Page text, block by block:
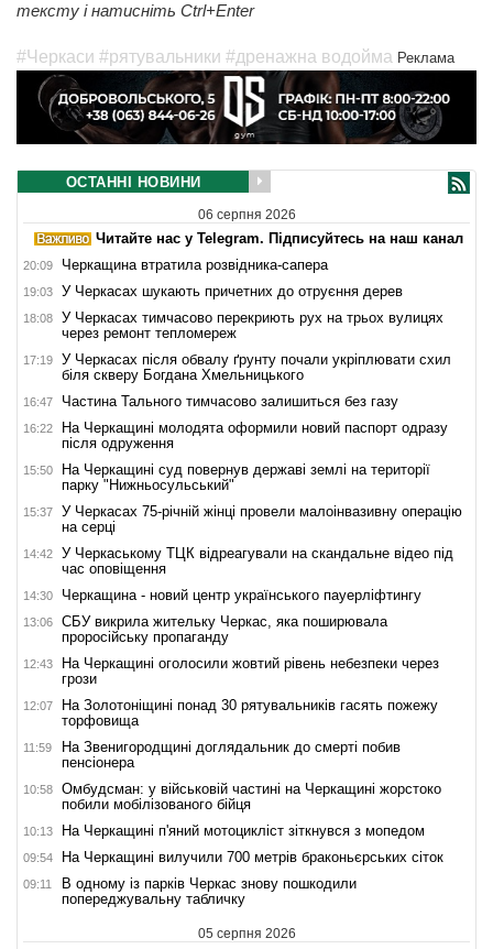
тексту і натисніть Ctrl+Enter
#Черкаси #рятувальники #дренажна водойма Реклама
ОСТАННІ НОВИНИ
06 серпня 2026
Читайте нас у Telegram. Підписуйтесь на наш канал
20:09 Черкащина втратила розвідника-сапера
19:03 У Черкасах шукають причетних до отруєння дерев
18:08
У Черкасах тимчасово перекриють рух на трьох вулицях
через ремонт тепломереж
17:19
У Черкасах після обвалу ґрунту почали укріплювати схил
біля скверу Богдана Хмельницького
16:47 Частина Тального тимчасово залишиться без газу
16:22
На Черкащині молодята оформили новий паспорт одразу
після одруження
15:50
На Черкащині суд повернув державі землі на території
парку "Нижньосульський"
15:37
У Черкасах 75-річній жінці провели малоінвазивну операцію
на серці
14:42
У Черкаському ТЦК відреагували на скандальне відео під
час оповіщення
14:30 Черкащина - новий центр українського пауерліфтингу
13:06
СБУ викрила жительку Черкас, яка поширювала
проросійську пропаганду
12:43
На Черкащині оголосили жовтий рівень небезпеки через
грози
12:07
На Золотоніщині понад 30 рятувальників гасять пожежу
торфовища
11:59
На Звенигородщині доглядальник до смерті побив
пенсіонера
10:58
Омбудсман: у військовій частині на Черкащині жорстоко
побили мобілізованого бійця
10:13 На Черкащині п'яний мотоцикліст зіткнувся з мопедом
09:54 На Черкащині вилучили 700 метрів браконьєрських сіток
09:11
В одному із парків Черкас знову пошкодили
попереджувальну табличку
05 серпня 2026